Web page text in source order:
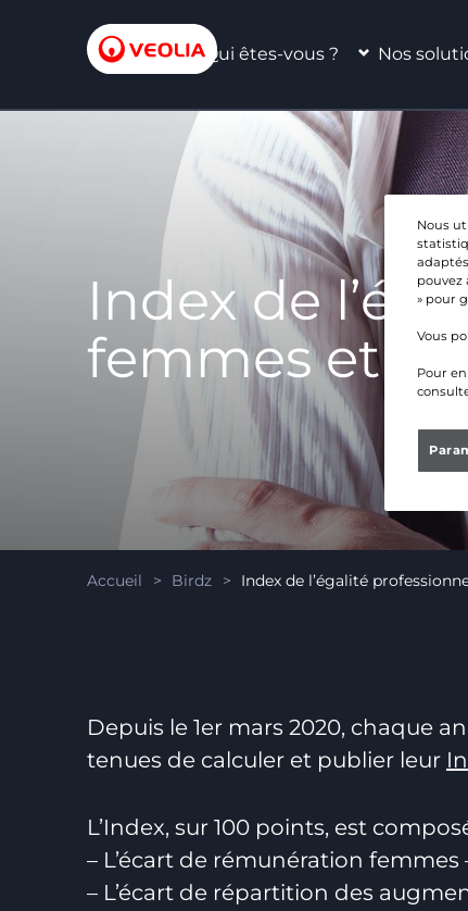
Qui êtes-vous ? Nos
Index de
femmes et
Accueil > Birdz > Index de l’égalité
Depuis le 1er mars 2020, chaque
tenues de calculer et publier leur
L’Index, sur 100 points, est
– L’écart de rémunération femmes
– L’écart de répartition des
Nous
pouvez
» pour
Vous
Pour